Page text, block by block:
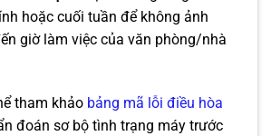
hoặc cuối tuần để không ảnh
giờ làm việc của văn phòng/nhà
tham khảo bảng mã lỗi điều hòa
đoán sơ bộ tình trạng máy trước